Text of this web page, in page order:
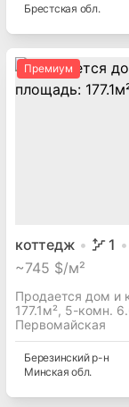
Брестская обл.
Премиум
коттедж 1
~745 $/м²
Продается дом и
177.1м², 5-комн.
Первомайская
Березинскийр-н
Минская обл.